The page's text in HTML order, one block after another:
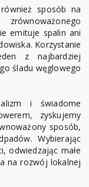
sposób na
emituje spalin ani
Korzystanie
z najbardziej
śladu węglowego
i świadome
zyskujemy
sposób,
Wybierając
odwiedzając małe
na rozwój lokalnej